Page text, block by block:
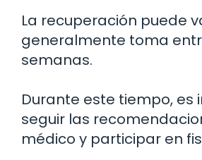
La recuperación puede
generalmente toma
semanas.
Durante este tiempo, es
seguir las
médico y participar en